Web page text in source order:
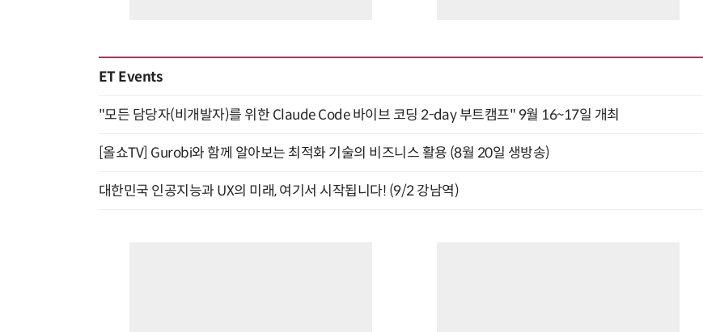
ET Events
"모든 담당자(비개발자)를 위한 Claude Code 바이브 코딩 2-day 부트캠프" 9월 16~17일 개최
[올쇼TV] Gurobi와 함께 알아보는 최적화 기술의 비즈니스 활용 (8월 20일 생방송)
대한민국 인공지능과 UX의 미래, 여기서 시작됩니다! (9/2 강남역)